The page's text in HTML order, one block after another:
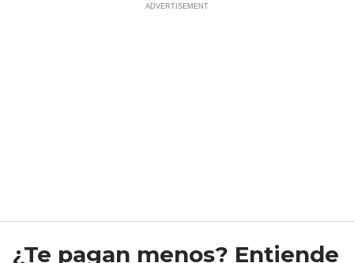
¿Te pagan menos? Entiende